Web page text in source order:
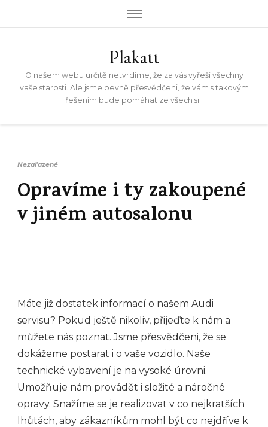
Plakatt
O našem webu určitě netvrdíme, že za vás vyřeší všechny
vaše starosti. Ale jsme pevně přesvědčeni, že vám s takovým
řešením bude pomáhat ze všech sil.
Nezařazené
Opravíme i ty zakoupené
v jiném autosalonu
Máte již dostatek informací o našem Audi
servisu? Pokud ještě nikoliv, přijeďte k nám a
můžete nás poznat. Jsme přesvědčeni, že se
dokážeme postarat i o vaše vozidlo. Naše
technické vybavení je na vysoké úrovni.
Umožňuje nám provádět i složité a náročné
opravy. Snažíme se je realizovat v co nejkratších
lhůtách, aby zákazníkům mohl být co nejdříve k